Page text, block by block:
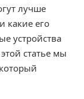
лучше
какие его
устройства
статье мы